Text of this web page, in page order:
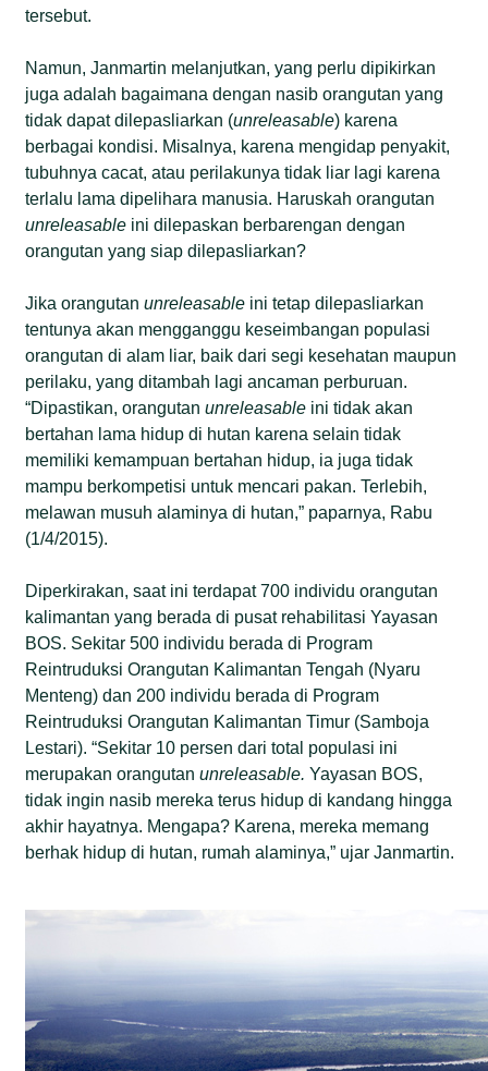
tersebut.
Namun, Janmartin melanjutkan, yang perlu dipikirkan
juga adalah bagaimana dengan nasib orangutan yang
tidak dapat dilepasliarkan (unreleasable) karena
berbagai kondisi. Misalnya, karena mengidap penyakit,
tubuhnya cacat, atau perilakunya tidak liar lagi karena
terlalu lama dipelihara manusia. Haruskah orangutan
unreleasable ini dilepaskan berbarengan dengan
orangutan yang siap dilepasliarkan?
Jika orangutanunreleasable ini tetap dilepasliarkan
tentunya akan mengganggu keseimbangan populasi
orangutan di alam liar, baik dari segi kesehatan maupun
perilaku, yang ditambah lagi ancaman perburuan.
“Dipastikan, orangutanunreleasable ini tidak akan
bertahan lama hidup di hutan karena selain tidak
memiliki kemampuan bertahan hidup, ia juga tidak
mampu berkompetisi untuk mencari pakan. Terlebih,
melawan musuh alaminya di hutan,” paparnya, Rabu
(1/4/2015).
Diperkirakan, saat ini terdapat 700 individu orangutan
kalimantan yang berada di pusat rehabilitasi Yayasan
BOS. Sekitar 500 individu berada di Program
Reintruduksi Orangutan Kalimantan Tengah (Nyaru
Menteng) dan 200 individu berada di Program
Reintruduksi Orangutan Kalimantan Timur (Samboja
Lestari). “Sekitar 10 persen dari total populasi ini
merupakan orangutanunreleasable.Yayasan BOS,
tidak ingin nasib mereka terus hidup di kandang hingga
akhir hayatnya. Mengapa? Karena, mereka memang
berhak hidup di hutan, rumah alaminya,” ujar Janmartin.